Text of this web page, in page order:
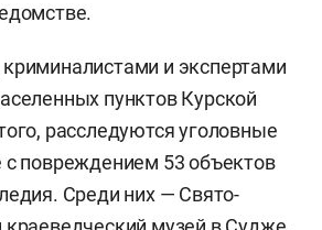
и экспертами
пунктов Курской
расследуются уголовные
с повреждением 53 объектов
Среди них — Свято-